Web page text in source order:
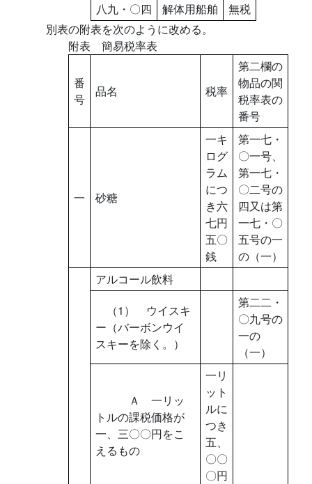
八九・〇四
解体用船舶
無税
別表の附表を次のように改める。
附表 簡易税率表
番
号
品名 税率
第二欄の
物品の関
税率表の
番号
一 砂糖
一キ
ログ
ラム
につ
き六
七円
五〇
銭
第一七・
〇一号、
第一七・
〇二号の
四又は第
一七・〇
五号の一
の（一）
アルコール飲料
（1） ウイスキ
ー（バーボンウイ
スキーを除く。）
第二二・
〇九号の
一の
（一）
Ａ 一リッ
トルの課税価格が
一、三〇〇円をこ
えるもの
一リ
ット
ルに
つき
五、
〇〇
〇円